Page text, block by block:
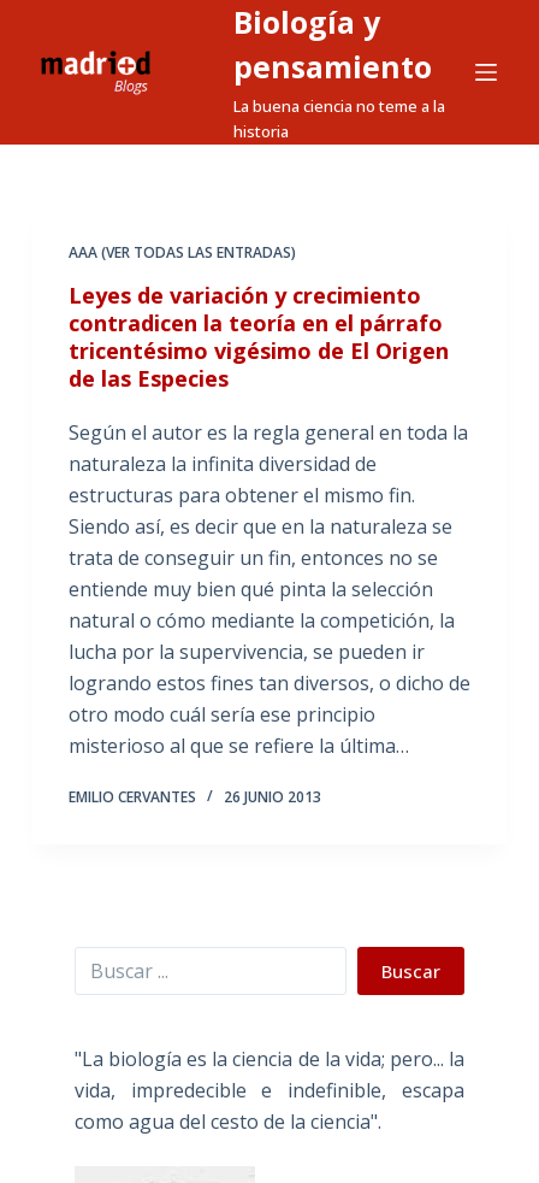
a
Biología y
pensamiento
La buena ciencia no teme a la
historia
AAA (VER TODAS LAS ENTRADAS)
Leyes de variación y crecimiento
contradicen la teoría en el párrafo
tricentésimo vigésimo de El Origen
de las Especies
Según el autor es la regla general en toda la
naturaleza la infinita diversidad de
estructuras para obtener el mismo fin.
Siendo así, es decir que en la naturaleza se
trata de conseguir un fin, entonces no se
entiende muy bien qué pinta la selección
natural o cómo mediante la competición, la
lucha por la supervivencia, se pueden ir
logrando estos fines tan diversos, o dicho de
otro modo cuál sería ese principio
misterioso al que se refiere la última…
EMILIO CERVANTES 26 JUNIO 2013
Buscar Buscar
"La biología es la ciencia de la vida; pero... la
vida, impredecible e indefinible, escapa
como agua del cesto de la ciencia".